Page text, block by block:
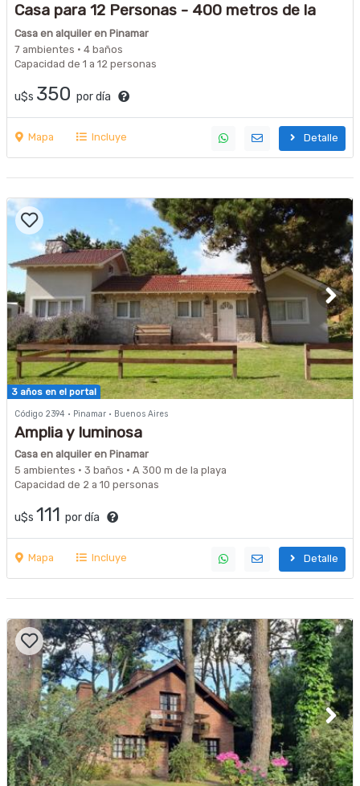
Casa para 12 Personas - 400 metros de la
playa -
Casa en alquiler en Pinamar
7 ambientes · 4 baños
Capacidad de 1 a 12 personas
u$s 350 por día
Mapa Incluye Detalle
3 años en el portal
Código 2394 · Pinamar · Buenos Aires
Amplia y luminosa
Casa en alquiler en Pinamar
5 ambientes · 3 baños · A 300 m de la playa
Capacidad de 2 a 10 personas
u$s 111 por día
Mapa Incluye Detalle